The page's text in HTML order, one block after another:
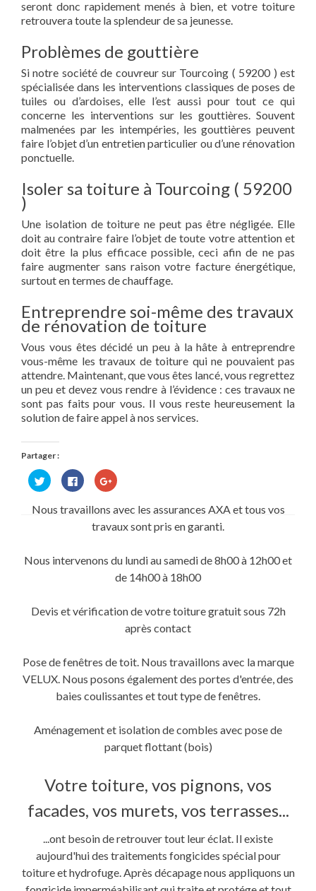
seront donc rapidement menés à bien, et votre toiture
retrouvera toute la splendeur de sa jeunesse.
Problèmes de gouttière
Si notre société de couvreur sur Tourcoing ( 59200 ) est
spécialisée dans les interventions classiques de poses de
tuiles ou d’ardoises, elle l’est aussi pour tout ce qui
concerne les interventions sur les gouttières. Souvent
malmenées par les intempéries, les gouttières peuvent
faire l’objet d’un entretien particulier ou d’une rénovation
ponctuelle.
Isoler sa toiture à Tourcoing ( 59200
)
Une isolation de toiture ne peut pas être négligée. Elle
doit au contraire faire l’objet de toute votre attention et
doit être la plus efficace possible, ceci afin de ne pas
faire augmenter sans raison votre facture énergétique,
surtout en termes de chauffage.
Entreprendre soi-même des travaux
de rénovation de toiture
Vous vous êtes décidé un peu à la hâte à entreprendre
vous-même les travaux de toiture qui ne pouvaient pas
attendre. Maintenant, que vous êtes lancé, vous regrettez
un peu et devez vous rendre à l’évidence : ces travaux ne
sont pas faits pour vous. Il vous reste heureusement la
solution de faire appel à nos services.
Partager :
Cliquez
pour
partager
Twitter(ouvre
Cliquez
pour
partager
sur
Facebook(ouvre
dans
une
Cliquez
pour
Google+
dans
fenêtre)
Nous travaillons avec les assurances AXA et tous vos
travaux sont pris en garanti.
Nous intervenons du lundi au samedi de 8h00 à 12h00 et
de 14h00 à 18h00
Devis et vérification de votre toiture gratuit sous 72h
après contact
Pose de fenêtres de toit. Nous travaillons avec la marque
VELUX. Nous posons également des portes d'entrée, des
baies coulissantes et tout type de fenêtres.
Aménagement et isolation de combles avec pose de
parquet flottant (bois)
Votre toiture, vos pignons, vos
facades, vos murets, vos terrasses...
...ont besoin de retrouver tout leur éclat. Il existe
aujourd'hui des traitements fongicides spécial pour
toiture et hydrofuge. Après décapage nous appliquons un